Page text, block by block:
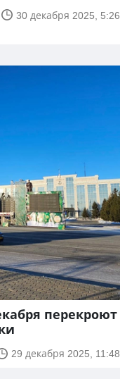
30 декабря 2025, 5:26
перекроют
29 декабря 2025, 11:48